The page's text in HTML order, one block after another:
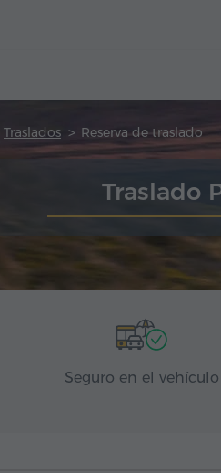
Traslados Reserva de traslado
Traslado
Seguro en el vehículo